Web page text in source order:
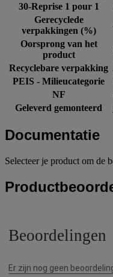
30-Reprise 1 pour 1
Gerecyclede
verpakkingen (%)
Oorsprong van het
product
Recyclebare verpakking
PEIS - Milieucategorie
NF
Geleverd gemonteerd
Documentatie
Selecteer je product om de